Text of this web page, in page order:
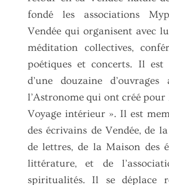
fondé les associations
Vendée qui organisent avec
méditation collectives,
poétiques et concerts. Il est
d’une douzaine
l’Astronome qui ont créé
Voyage intérieur ». Il est
des écrivains de Vendée, de
de lettres, de la Maison des
littérature, et de
spiritualités. Il se déplace